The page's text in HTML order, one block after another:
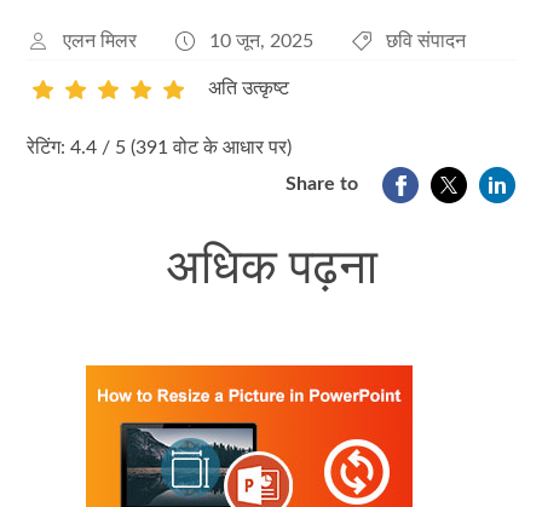
एलन मिलर 10 जून, 2025 छवि संपादन
1 4
अति उत्कृष्ट
रेटिंग: 4.4 / 5 (391 वोट के आधार पर)
Share to
अधिक पढ़ना